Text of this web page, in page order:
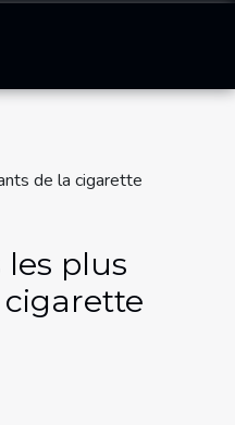
de la cigarette
les plus